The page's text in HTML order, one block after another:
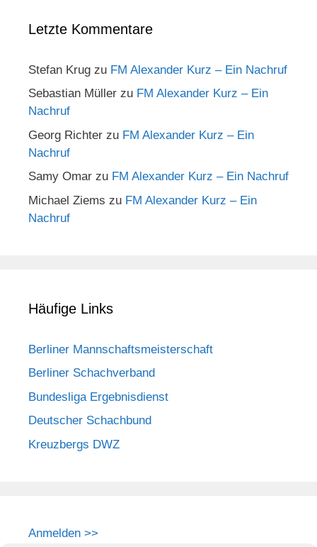
Letzte Kommentare
Stefan Krug zu FM Alexander Kurz – Ein Nachruf
Sebastian Müller zu FM Alexander Kurz – Ein
Nachruf
Georg Richter zu FM Alexander Kurz – Ein
Nachruf
Samy Omar zu FM Alexander Kurz – Ein Nachruf
Michael Ziems zu FM Alexander Kurz – Ein
Nachruf
Häufige Links
Berliner Mannschaftsmeisterschaft
Berliner Schachverband
Bundesliga Ergebnisdienst
Deutscher Schachbund
Kreuzbergs DWZ
Anmelden >>